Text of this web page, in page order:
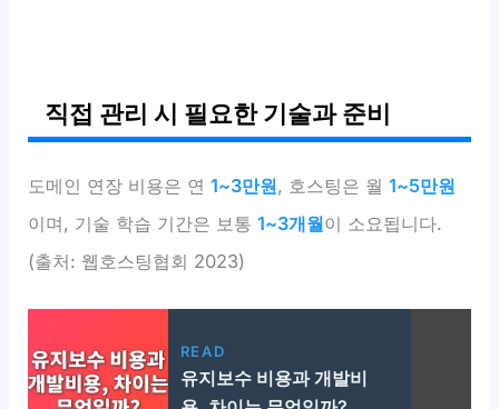
직접 관리 시 필요한 기술과 준비
도메인 연장 비용은 연1~3만원, 호스팅은 월1~5만원
이며, 기술 학습 기간은 보통1~3개월이 소요됩니다.
(출처: 웹호스팅협회 2023)
READ
유지보수 비용과 개발비